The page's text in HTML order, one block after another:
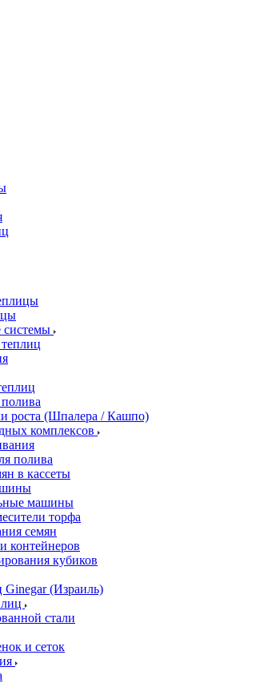
роста (Шпалера / Кашпо)
комплексов
полива
в кассеты
машины
торфа
семян
контейнеров
кубиков
Ginegar (Израиль)
стали
и сеток